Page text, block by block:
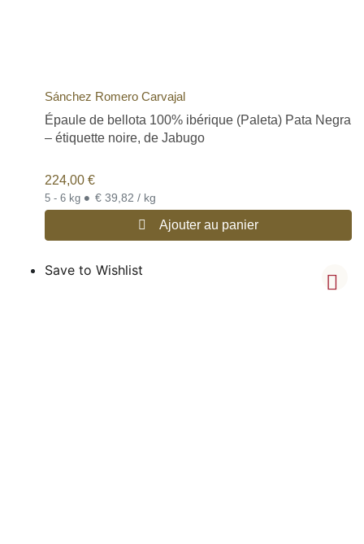
Sánchez Romero Carvajal
Épaule de bellota 100% ibérique (Paleta) Pata Negra
– étiquette noire, de Jabugo
224,00 €
5 - 6 kg • € 39,82 / kg
Ajouter au panier
Save to Wishlist